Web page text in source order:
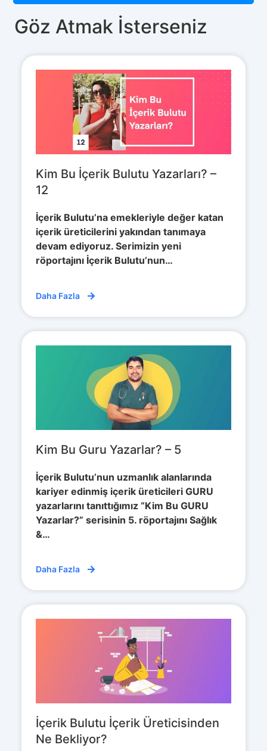
Göz Atmak İsterseniz
Kim Bu İçerik Bulutu Yazarları? –
12
İçerik Bulutu’na emekleriyle değer katan
içerik üreticilerini yakından tanımaya
devam ediyoruz. Serimizin yeni
röportajını İçerik Bulutu’nun…
Daha Fazla
Kim Bu Guru Yazarlar? – 5
İçerik Bulutu’nun uzmanlık alanlarında
kariyer edinmiş içerik üreticileri GURU
yazarlarını tanıttığımız “Kim Bu GURU
Yazarlar?” serisinin 5. röportajını Sağlık
&…
Daha Fazla
İçerik Bulutu İçerik Üreticisinden
Ne Bekliyor?